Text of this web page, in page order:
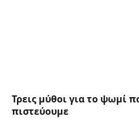
Τρεις μύθοι για το ψωμί
πιστεύουμε